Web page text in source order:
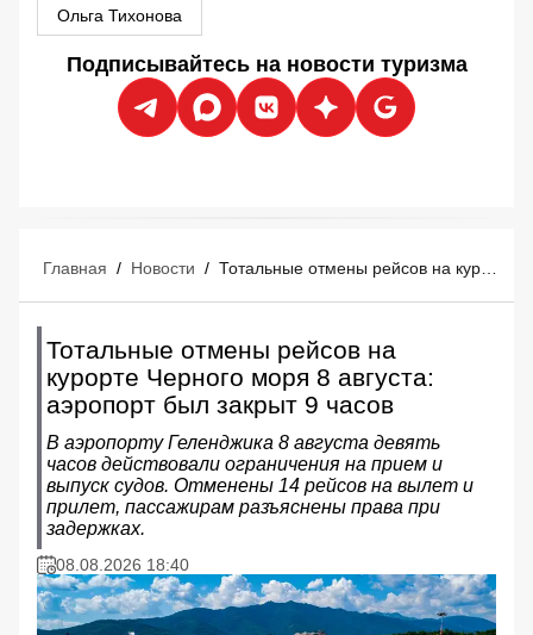
Ольга Тихонова
Подписывайтесь на новости туризма
Главная / Новости /
Тотальные отмены рейсов на
курорте Черного моря 8 августа:
аэропорт был закрыт 9 часов
В аэропорту Геленджика 8 августа девять
часов действовали ограничения на прием и
выпуск судов. Отменены 14 рейсов на вылет и
прилет, пассажирам разъяснены права при
задержках.
08.08.2026 18:40